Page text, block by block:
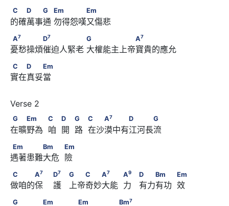
C　　D　　G　 Em　　　　Em
C D G Em Em
的確萬事通 勿得怨嘆又傷悲
A7 D G　　　　　　A
A7 D7 G A7
憂愁操煩催迫人緊老 大權能主上帝寶貴的應允
C　　D　　Em
C D Em
實在真妥當
G　　Em　　            C　            D　            G
C　　A D　　　G
G Em C D G C A7 D G
在曠野為  咱  開  路  在沙漠中有江河長流
Em　　　　Bm　　            Em
Em Bm Em
遇著患難大危  險
C　　　A
D7 G
C　　A7 A9 D　　Bm
C A7 D7 G C A7 A9 D Bm Em
做咱的保    護   上帝奇妙大能  力   有力有功  效
G　　　　Em　　　 　Em　　　　　Bm
G Em Em Bm7